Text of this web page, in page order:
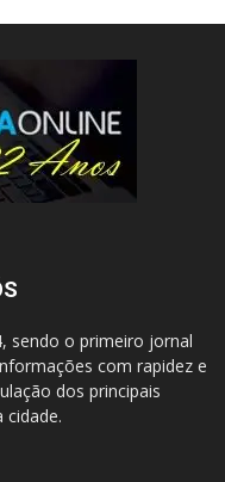
sendo o primeiro jornal
com rapidez e
dos principais
cidade.